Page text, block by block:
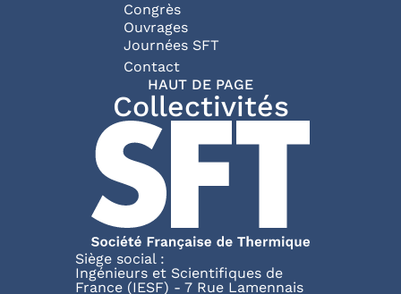
Congrès
Ouvrages
Journées SFT
Pied de page
Contact
HAUT DE PAGE
Collectivités
Siège social :
Ingénieurs et Scientifiques de
France (IESF) - 7 Rue Lamennais